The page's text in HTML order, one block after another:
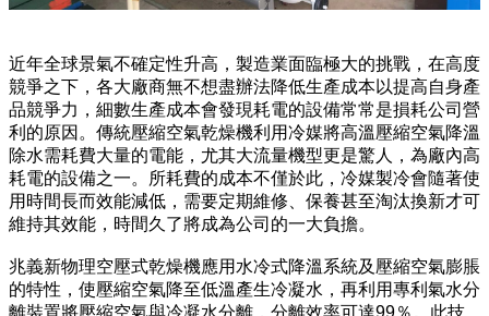
近年全球景氣不確定性升高，製造業面臨極大的挑戰，在高度
競爭之下，各大廠商無不想盡辦法降低生產成本以提高自身產
品競爭力，細數生產成本會發現耗電的設備常常是損耗公司營
利的原因。傳統壓縮空氣乾燥機利用冷媒將高溫壓縮空氣降溫
除水需耗費大量的電能，尤其大流量機型更是驚人，為廠內高
耗電的設備之一。所耗費的成本不僅於此，冷媒製冷會隨著使
用時間長而效能減低，需要定期維修、保養甚至淘汰換新才可
維持其效能，時間久了將成為公司的一大負擔。
兆義新物理空壓式乾燥機應用水冷式降溫系統及壓縮空氣膨脹
的特性，使壓縮空氣降至低溫產生冷凝水，再利用專利氣水分
離裝置將壓縮空氣與冷凝水分離，分離效率可達99％。此技